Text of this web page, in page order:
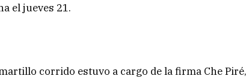
el jueves 21.
corrido estuvo a cargo de la firma Che